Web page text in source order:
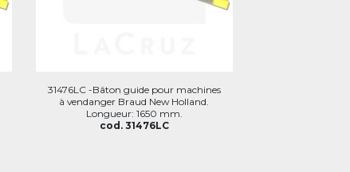
31476LC -Bâton guide pour machines
à vendanger Braud New Holland.
Longueur: 1650 mm.
cod. 31476LC